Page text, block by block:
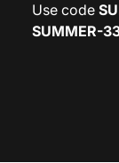
Use code
SUMMER-